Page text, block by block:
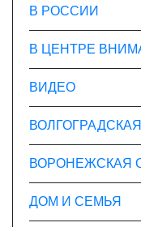
В РОССИИ
В ЦЕНТРЕ
ВИДЕО
ВОРОНЕЖСКАЯ
ДОМ И СЕМЬЯ